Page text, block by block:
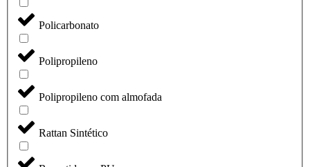
Policarbonato
Polipropileno
Polipropileno com almofada
Rattan Sintético